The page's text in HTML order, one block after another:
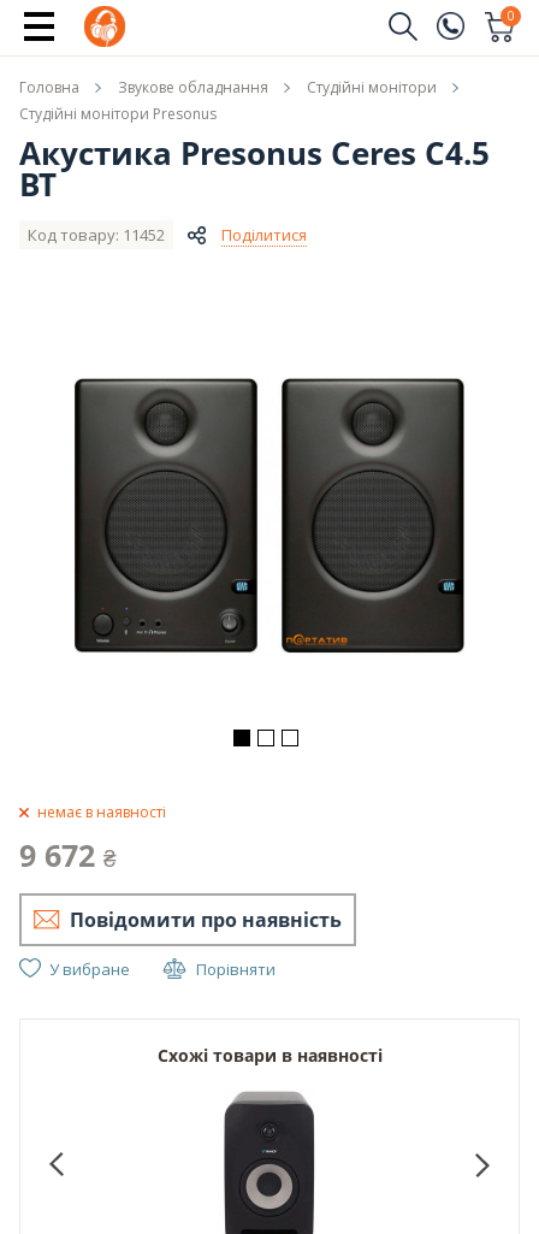
(096)
(044)
0
Ім'я
Телефон
Головна Звукове обладнання
Студійні монітори
Студійні монітори Presonus
Акустика Presonus Ceres C4.5
BT
Код товару: 11452 Поділитися
немає в наявності
9 672 ₴
Повідомити про наявність
У вибране Порівняти
Схожі товари в наявності
Повідомити про наявність